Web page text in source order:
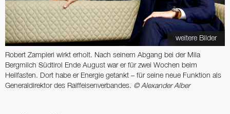
weitere Bilder
Robert Zampieri wirkt erholt. Nach seinem Abgang bei der Mila
Bergmilch Südtirol Ende August war er für zwei Wochen beim
Heilfasten. Dort habe er Energie getankt – für seine neue Funktion als
Generaldirektor des Raiffeisenverbandes. © Alexander Alber